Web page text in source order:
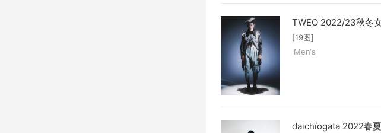
TWEO 2022/23秋冬
[19图]
iMen‘s
daichïogata 2022春